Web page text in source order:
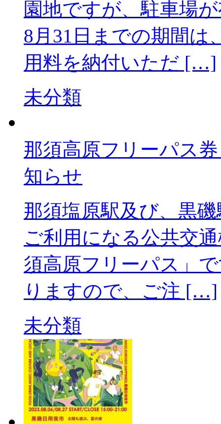
園地ですが、駐車場
8月31日までの期間は
用料を納付いただ […]
未分類
那須高原フリー
知らせ
那須塩原駅及び、黒
ご利用になる公共交
須高原フリーパス」
りますので、ご注 […]
未分類